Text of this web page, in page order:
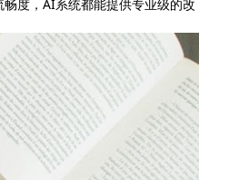
度，AI系统都能提供专业级的改